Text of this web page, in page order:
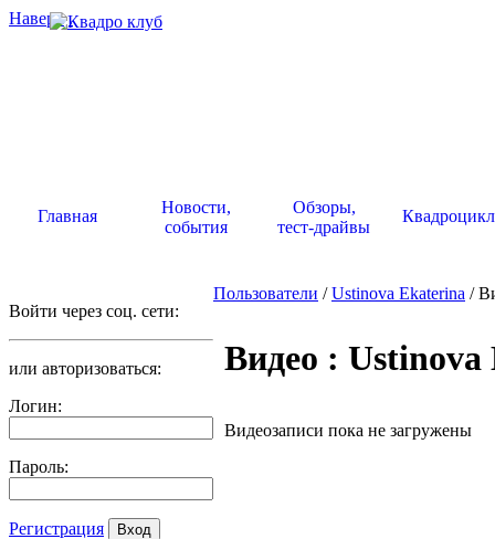
Наверх .
Главная
Новости,
события
Обзоры,
тест-драйвы
Войти через соц. сети:
или авторизоваться:
Логин:
Пароль:
Регистрация
Пользователи /Ustinova Ekaterina /
Видео :
Видеозаписи пока не загружены